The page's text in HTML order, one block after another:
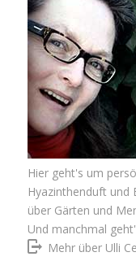
Hier geht's um
Hyazinthenduft und
über Gärten und
Und manchmal
Mehr über Ulli